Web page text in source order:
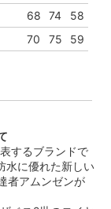
68 74
58
70 75 59
するブランドで
水に優れた新しい
者アムンゼンが